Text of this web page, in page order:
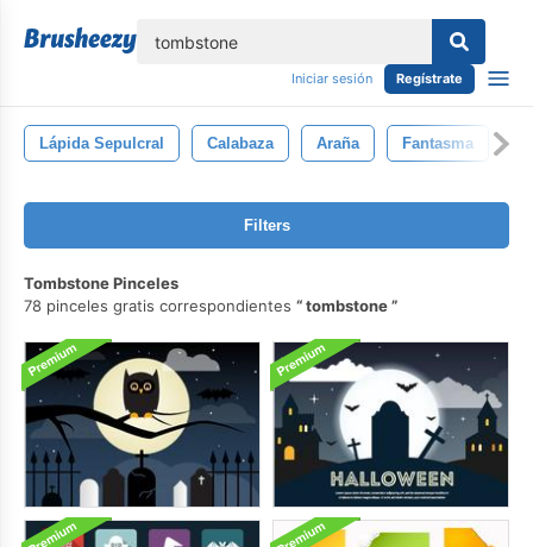
Iniciar sesión Regístrate
Lápida Sepulcral Calabaza Araña Fantasma
Filters
Tombstone Pinceles
78 pinceles gratis correspondientes
tombstone